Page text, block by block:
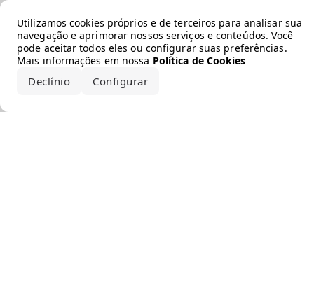
Utilizamos cookies próprios e de terceiros para analisar sua
navegação e aprimorar nossos serviços e conteúdos. Você
pode aceitar todos eles ou configurar suas preferências.
Mais informações em nossa Política de Cookies
Declínio Configurar
Error loading the brand